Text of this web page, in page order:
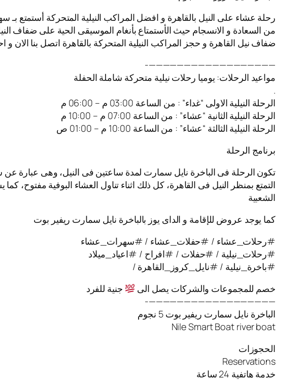
رحلة عشاء على النيل بالقاهرة و افضل المراكب النيلية المتحركة أستمتع بـ
من السعادة و الانسجام حيث الأستمتاع بأنغام الموسيقى الحية على ضفاف
ضفاف نيل القاهرة و حجز المراكب النيلية المتحركة بالقاهرة اتصل بنا الان
——————————————————-
مواعيد الرحلات: يوميا رحلات نيلية متحركة شاملة الحفلة
.
الرحلة النيلية الاولى “غداء” : من الساعة 03:00 م – 06:00 م
الرحلة النيلية الثانية “عشاء” : من الساعة 07:00 م – 10:00 م
الرحلة النيلية الثالثة “عشاء” : من الساعة 10:00 م – 01:00 ص
برنامج الرحلة
تكون الرحلة فى الباخرة نايل سمارت لمدة ساعتين فى النيل، وهى عبارة
التمتع بمنظر النيل فى القاهرة، كل ذلك اثناء تناول العشاء البوفية مفتوح،
الشعبية
كما يوجد عروض للإقامة و الداى يوز بالباخرة نايل سمارت ريفير بوت
#رحلات_عشاء / #حفلات_عشاء / #سهرات_عشاء
#رحلات_نيلية / #حفلات / #افراح / #اعياد_ميلاد
#باخرة_نيلية / #نايل_كروز_القاهرة /
خصم للمجموعات والشركات يصل الى
جنية للفرد
——————————————————-
الباخرة نايل سمارت ريفير بوت 5 نجوم
Nile Smart Boat river boat
الحجوزات
Reservations
خدمة هاتفية 24 ساعة